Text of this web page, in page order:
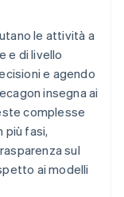
le attività a
e di livello
e agendo
insegna ai
complesse
più fasi,
sul
ai modelli